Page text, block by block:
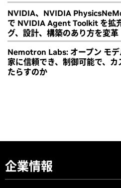
NVIDIA、NVIDIA
で NVIDIA Agent Toolkit を拡
グ、設計、構築のあり方を変革
Nemotron Labs: オープン モ
家に信頼でき、制御可能で、
たらすのか
企業情報